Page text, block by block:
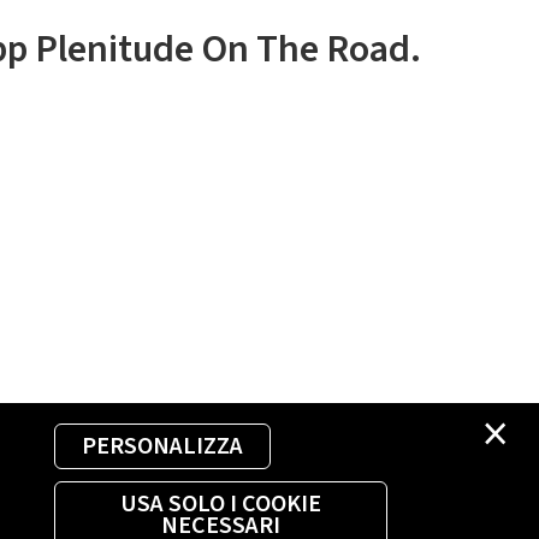
×
PERSONALIZZA
USA SOLO I COOKIE
NECESSARI
Plenitude On The Road.